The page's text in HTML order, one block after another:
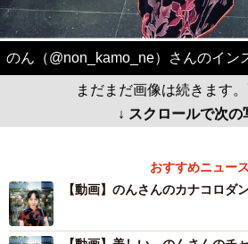
のん（@non_kamo_ne）さんのイン
まだまだ画像は続きます。
↓ スクロールで次の
おすすめニュース
【動画】のんさんのカナコロダ